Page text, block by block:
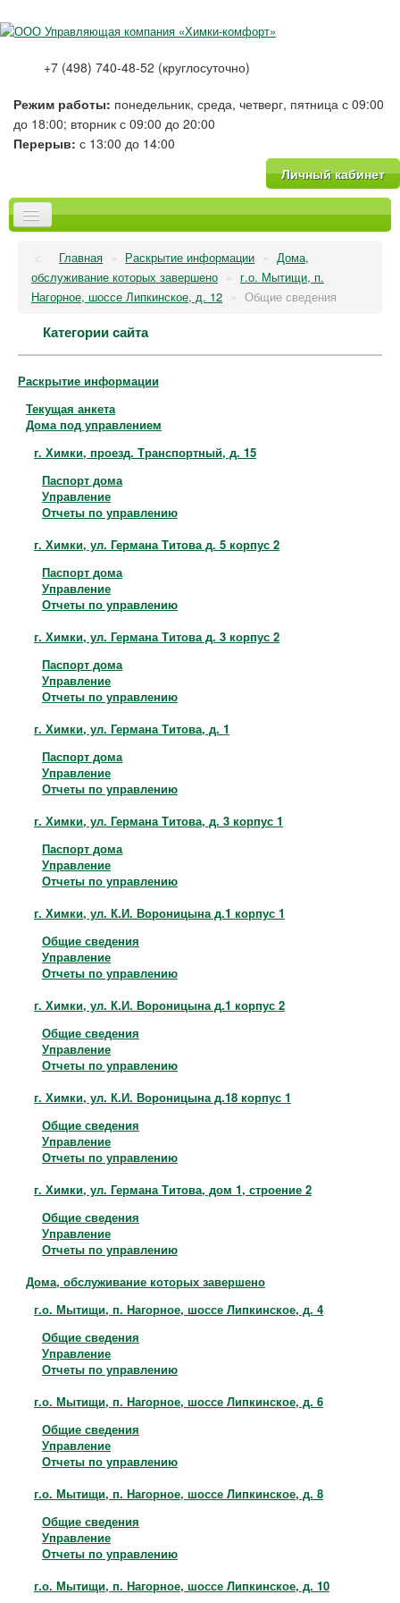
+7 (498) 740-48-52 (круглосуточно)
Режим работы: понедельник, среда, четверг, пятница с 09:00
до 18:00; вторник с 09:00 до 20:00
Перерыв: с 13:00 до 14:00
Личный кабинет
О компании
Новости
Тарифы
Платные услуги
Фотогалерея
Вопрос-Ответ
Главная » Раскрытие информации » Дома,
обслуживание которых завершено » г.о. Мытищи, п.
Нагорное, шоссе Липкинское, д. 12 » Общие сведения
Категории сайта
Раскрытие информации
Текущая анкета
Дома под управлением
г. Химки, проезд. Транспортный, д. 15
Паспорт дома
Управление
Отчеты по управлению
г. Химки, ул. Германа Титова д. 5 корпус 2
Паспорт дома
Управление
Отчеты по управлению
г. Химки, ул. Германа Титова д. 3 корпус 2
Паспорт дома
Управление
Отчеты по управлению
г. Химки, ул. Германа Титова, д. 1
Паспорт дома
Управление
Отчеты по управлению
г. Химки, ул. Германа Титова, д. 3 корпус 1
Паспорт дома
Управление
Отчеты по управлению
г. Химки, ул. К.И. Вороницына д.1 корпус 1
Общие сведения
Управление
Отчеты по управлению
г. Химки, ул. К.И. Вороницына д.1 корпус 2
Общие сведения
Управление
Отчеты по управлению
г. Химки, ул. К.И. Вороницына д.18 корпус 1
Общие сведения
Управление
Отчеты по управлению
г. Химки, ул. Германа Титова, дом 1, строение 2
Общие сведения
Управление
Отчеты по управлению
Дома, обслуживание которых завершено
г.о. Мытищи, п. Нагорное, шоссе Липкинское, д. 4
Общие сведения
Управление
Отчеты по управлению
г.о. Мытищи, п. Нагорное, шоссе Липкинское, д. 6
Общие сведения
Управление
Отчеты по управлению
г.о. Мытищи, п. Нагорное, шоссе Липкинское, д. 8
Общие сведения
Управление
Отчеты по управлению
г.о. Мытищи, п. Нагорное, шоссе Липкинское, д. 10